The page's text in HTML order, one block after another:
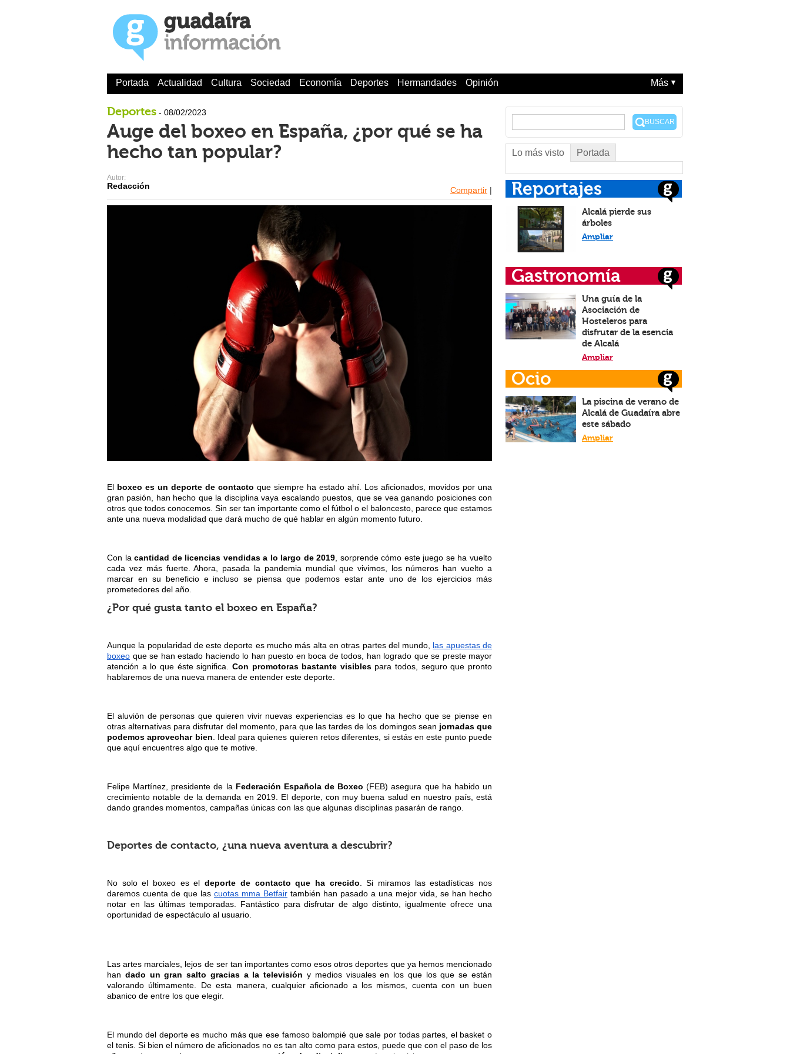
Portada Actualidad Cultura Sociedad Economía Deportes Hermandades Opinión Más
Deportes - 08/02/2023
Auge del boxeo en España, ¿por qué se ha
hecho tan popular?
Autor:
Redacción Compartir |
El boxeo es un deporte de contacto que siempre ha estado ahí. Los aficionados, movidos por una
gran pasión, han hecho que la disciplina vaya escalando puestos, que se vea ganando posiciones con
otros que todos conocemos. Sin ser tan importante como el fútbol o el baloncesto, parece que estamos
ante una nueva modalidad que dará mucho de qué hablar en algún momento futuro.
Con lacantidad de licencias vendidas a lo largo de 2019 , sorprende cómo este juego se ha vuelto
cada vez más fuerte. Ahora, pasada la pandemia mundial que vivimos, los números han vuelto a
marcar en su beneficio e incluso se piensa que podemos estar ante uno de los ejercicios más
prometedores del año.
¿Por qué gusta tanto el boxeo en España?
Aunque la popularidad de este deporte es mucho más alta en otras partes del mundo, las apuestas de
boxeo que se han estado haciendo lo han puesto en boca de todos, han logrado que se preste mayor
atención a lo que éste significa. Con promotoras bastante visiblespara todos, seguro que pronto
hablaremos de una nueva manera de entender este deporte.
El aluvión de personas que quieren vivir nuevas experiencias es lo que ha hecho que se piense en
otras alternativas para disfrutar del momento, para que las tardes de los domingos sean jornadas que
podemos aprovechar bien . Ideal para quienes quieren retos diferentes, si estás en este punto puede
que aquí encuentres algo que te motive.
Felipe Martínez, presidente de la Federación Española de Boxeo (FEB) asegura que ha habido un
crecimiento notable de la demanda en 2019. El deporte, con muy buena salud en nuestro país, está
dando grandes momentos, campañas únicas con las que algunas disciplinas pasarán de rango.
Deportes de contacto, ¿una nueva aventura a descubrir?
No solo el boxeo es eldeporte de contacto que ha crecido . Si miramos las estadísticas nos
daremos cuenta de que las cuotas mma Betfair también han pasado a una mejor vida, se han hecho
notar en las últimas temporadas. Fantástico para disfrutar de algo distinto, igualmente ofrece una
oportunidad de espectáculo al usuario.
Las artes marciales, lejos de ser tan importantes como esos otros deportes que ya hemos mencionado
han dado un gran salto gracias a la televisióny medios visuales en los que los que se están
valorando últimamente. De esta manera, cualquier aficionado a los mismos, cuenta con un buen
abanico de entre los que elegir.
El mundo del deporte es mucho más que ese famoso balompié que sale por todas partes, el basket o
el tenis. Si bien el número de aficionados no es tan alto como para estos, puede que con el paso de los
BUSCAR
Lo más visto Portada
Reportajes
Alcalá pierde sus
árboles
Ampliar
Gastronomía
Una guía de la
Asociación de
Hosteleros para
disfrutar de la esencia
de Alcalá
Ampliar
Ocio
La piscina de verano de
Alcalá de Guadaíra abre
este sábado
Ampliar